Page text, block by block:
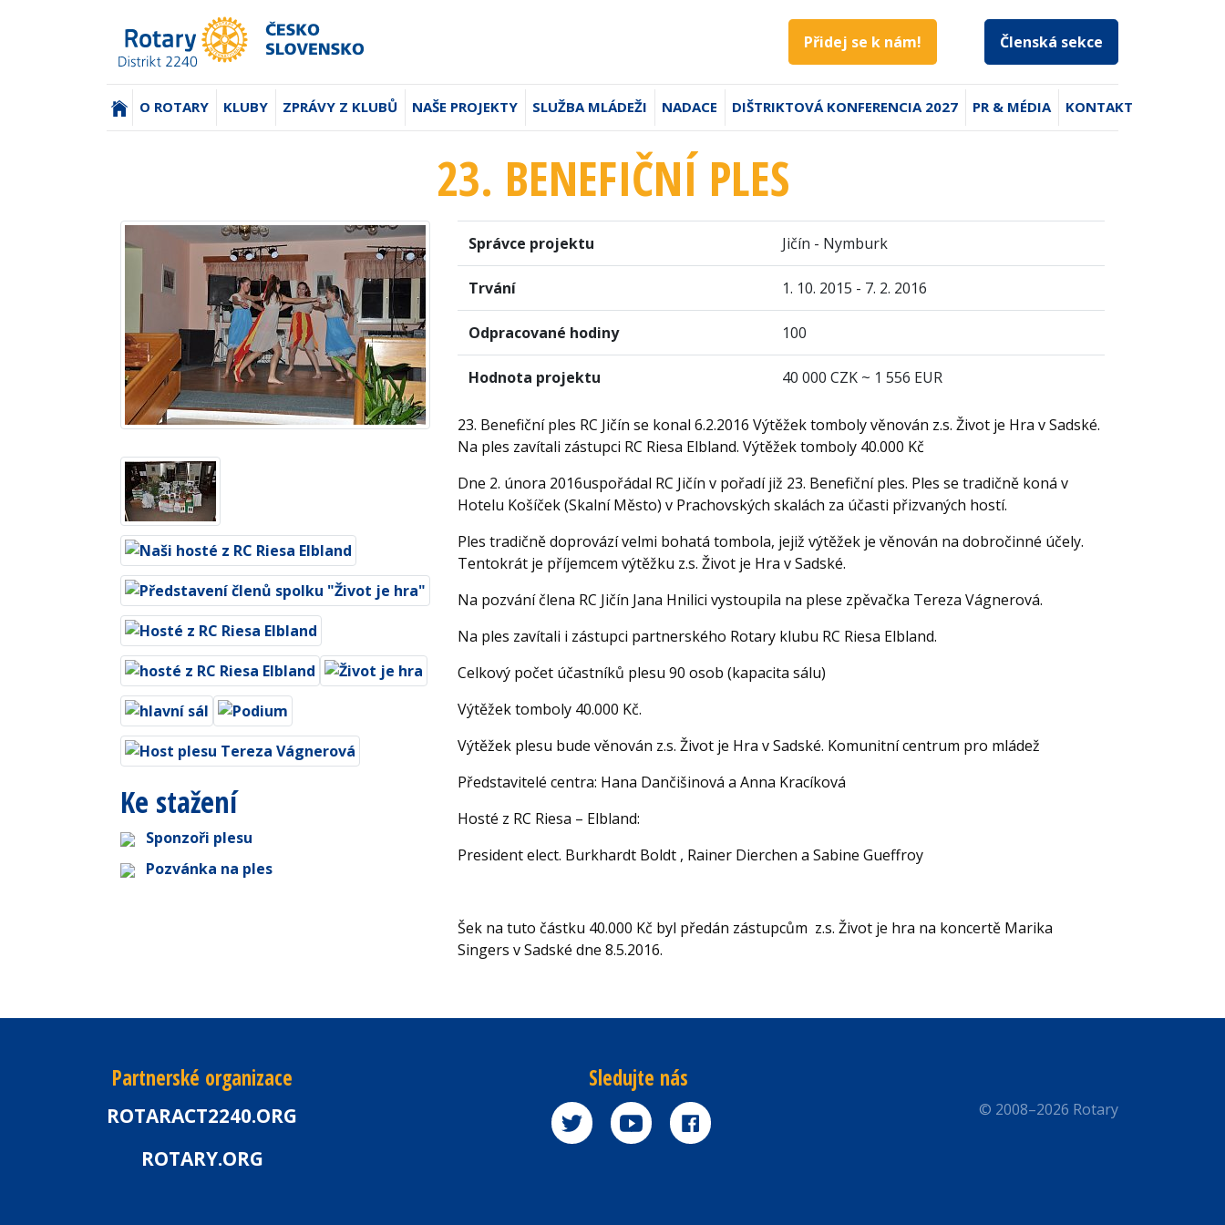
Přidej se k nám! Členská sekce
(AKTUÁLNÍ)
O ROTARY KLUBY ZPRÁVY Z KLUBŮ NAŠE PROJEKTY SLUŽBA MLÁDEŽI NADACE DIŠTRIKTOVÁ KONFERENCIA 2027 PR & MÉDIA KONTAKT
23. BENEFIČNÍ PLES
Ke stažení
Sponzoři plesu
Pozvánka na ples
Správce projektu Jičín - Nymburk
Trvání 1. 10. 2015 - 7. 2. 2016
Odpracované hodiny 100
Hodnota projektu 40 000 CZK ~ 1 556 EUR
23. Benefiční ples RC Jičín se konal 6.2.2016 Výtěžek tomboly věnován z.s. Život je Hra v Sadské.
Na ples zavítali zástupci RC Riesa Elbland. Výtěžek tomboly 40.000 Kč
Dne 2. února 2016uspořádal RC Jičín v pořadí již 23. Benefiční ples. Ples se tradičně koná v
Hotelu Košíček (Skalní Město) v Prachovských skalách za účasti přizvaných hostí.
Ples tradičně doprovází velmi bohatá tombola, jejiž výtěžek je věnován na dobročinné účely.
Tentokrát je příjemcem výtěžku z.s. Život je Hra v Sadské.
Na pozvání člena RC Jičín Jana Hnilici vystoupila na plese zpěvačka Tereza Vágnerová.
Na ples zavítali i zástupci partnerského Rotary klubu RC Riesa Elbland.
Celkový počet účastníků plesu 90 osob (kapacita sálu)
Výtěžek tomboly 40.000 Kč.
Výtěžek plesu bude věnován z.s. Život je Hra v Sadské. Komunitní centrum pro mládež
Představitelé centra: Hana Dančišinová a Anna Kracíková
Hosté z RC Riesa – Elbland:
President elect. Burkhardt Boldt , Rainer Dierchen a Sabine Gueffroy
Šek na tuto částku 40.000 Kč byl předán zástupcům z.s. Život je hra na koncertě Marika
Singers v Sadské dne 8.5.2016.
Partnerské organizace
ROTARACT2240.ORG
ROTARY.ORG
Sledujte nás
© 2008–2026 Rotary